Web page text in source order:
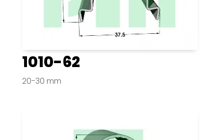
1010-62
20-30 mm